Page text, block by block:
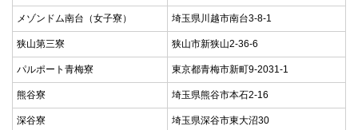
メゾンドム南台（女子寮） 埼玉県川越市南台3-8-1
狭山第三寮 狭山市新狭山2-36-6
パルポート青梅寮 東京都青梅市新町9-2031-1
熊谷寮 埼玉県熊谷市本石2-16
深谷寮 埼玉県深谷市東大沼30